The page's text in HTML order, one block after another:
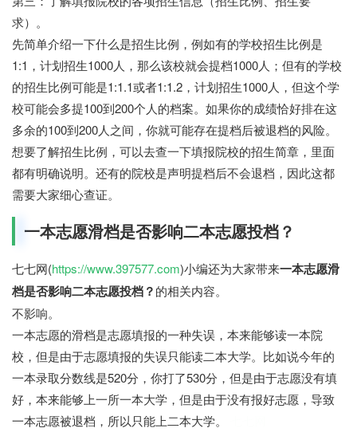
求）。
先简单介绍一下什么是招生比例，例如有的学校招生比例是
1:1，计划招生1000人，那么该校就会提档1000人；但有的学校
的招生比例可能是1:1.1或者1:1.2，计划招生1000人，但这个学
校可能会多提100到200个人的档案。如果你的成绩恰好排在这
多余的100到200人之间，你就可能存在提档后被退档的风险。
想要了解招生比例，可以去查一下填报院校的招生简章，里面
都有明确说明。还有的院校是声明提档后不会退档，因此这都
需要大家细心查证。
一本志愿滑档是否影响二本志愿投档？
七七网(https://www.397577.com)小编还为大家带来一本志愿滑
档是否影响二本志愿投档？的相关内容。
不影响。
一本志愿的滑档是志愿填报的一种失误，本来能够读一本院
校，但是由于志愿填报的失误只能读二本大学。比如说今年的
一本录取分数线是520分，你打了530分，但是由于志愿没有填
好，本来能够上一所一本大学，但是由于没有报好志愿，导致
一本志愿被退档，所以只能上二本大学。